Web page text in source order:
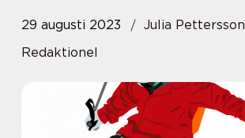
29 augusti 2023
Julia Pettersson
Redaktionel